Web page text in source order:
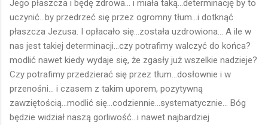
Jego płaszcza i będę zdrowa... i miała taką...determinację by to
uczynić...by przedrzeć się przez ogromny tłum...i dotknąć
płaszcza Jezusa. I opłacało się...została uzdrowiona... A ile w
nas jest takiej determinacji...czy potrafimy walczyć do końca?
modlić nawet kiedy wydaje się, że zgasły już wszelkie nadzieje?
Czy potrafimy przedzierać się przez tłum...dosłownie i w
przenośni... i czasem z takim uporem, pozytywną
zawziętością...modlić się...codziennie...systematycznie... Bóg
będzie widział naszą gorliwość...i nawet najbardziej